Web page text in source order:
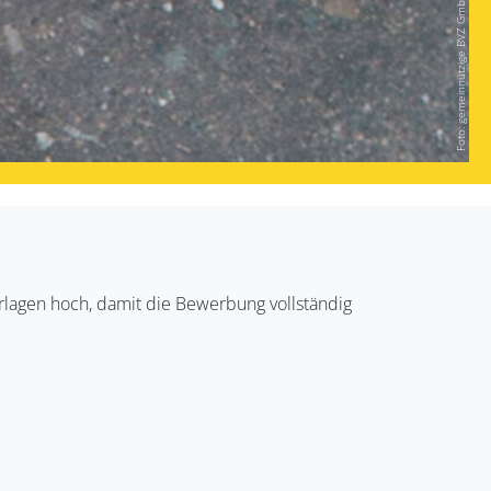
Foto: gemeinnützige BVZ GmbH
hoch, damit die Bewerbung vollständig